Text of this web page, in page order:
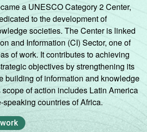
a UNESCO Category 2 Center,
to the development of
societies. The Center is linked
and Information (CI) Sector, one of
of work. It contributes to achieving
objectives by strengthening its
building of information and knowledge
scope of action includes Latin America
countries of Africa.